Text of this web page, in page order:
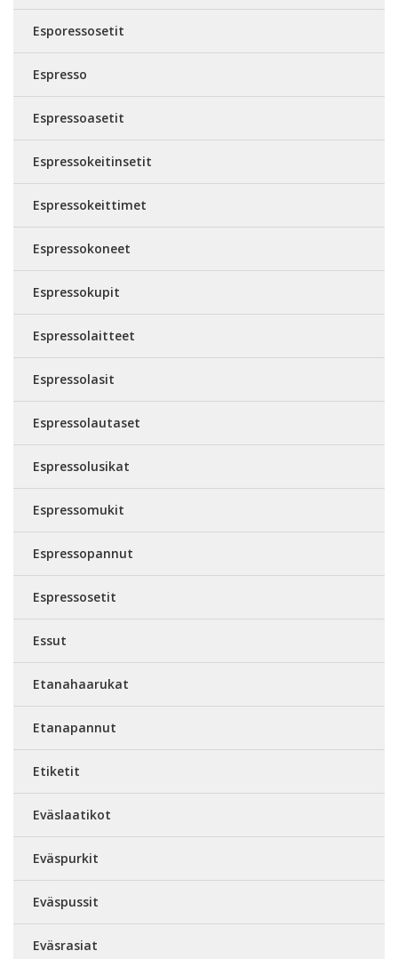
Esporessosetit
Espresso
Espressoasetit
Espressokeitinsetit
Espressokeittimet
Espressokoneet
Espressokupit
Espressolaitteet
Espressolasit
Espressolautaset
Espressolusikat
Espressomukit
Espressopannut
Espressosetit
Essut
Etanahaarukat
Etanapannut
Etiketit
Eväslaatikot
Eväspurkit
Eväspussit
Eväsrasiat